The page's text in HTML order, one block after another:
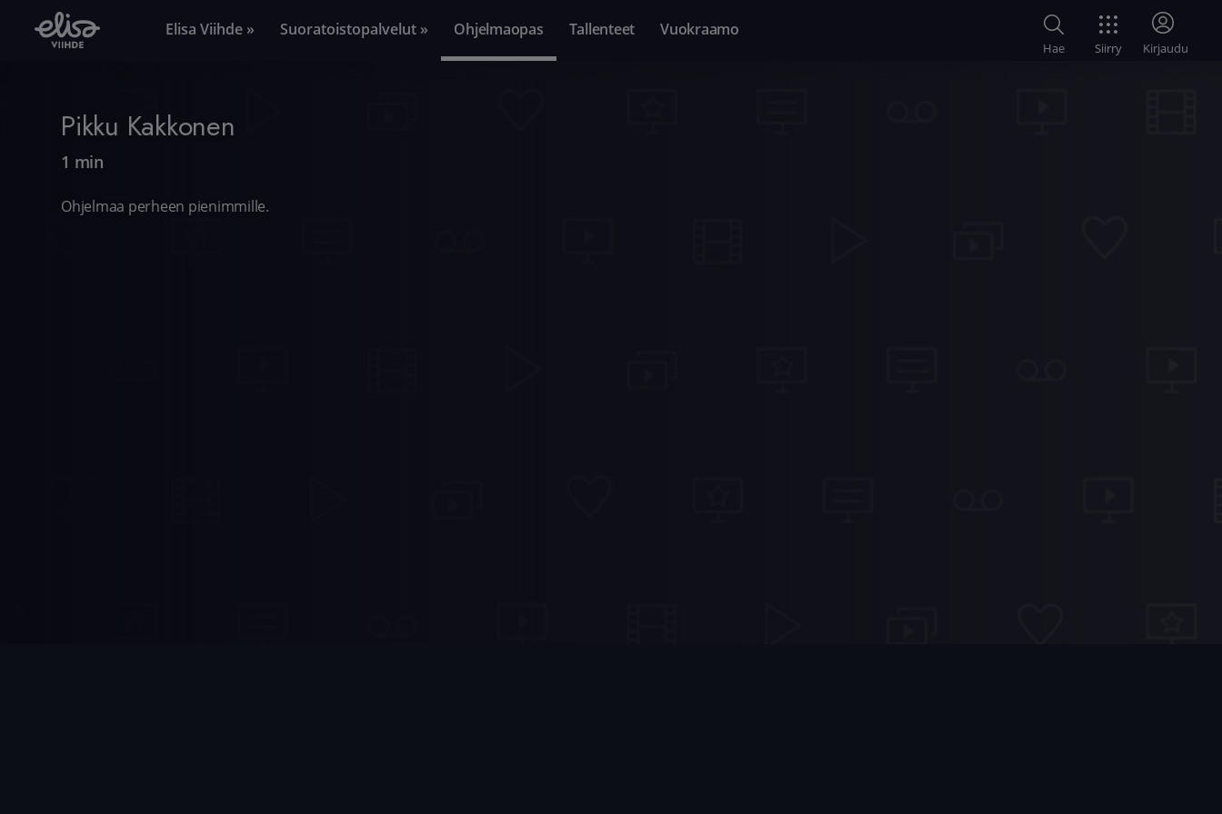
Elisa Viihde » Suoratoistopalvelut » Ohjelmaopas Tallenteet Vuokraamo
Hae Siirry Kirjaudu
Pikku Kakkonen
1 min
Ohjelmaa perheen pienimmille.